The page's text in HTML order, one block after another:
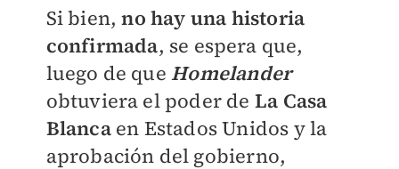
Si bien,no hay una historia
confirmada, se espera que,
luego de que Homelander
obtuviera el poder de La Casa
Blanca en Estados Unidos y la
aprobación del gobierno,